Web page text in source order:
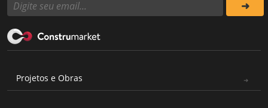
Projetos e Obras